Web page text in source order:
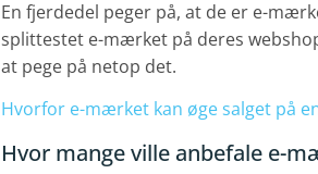
En fjerdedel peger på, at de er e-
splittestet e-mærket på deres
at pege på netop det.
Hvorfor e-mærket kan øge salget på
Hvor mange ville anbefale e-